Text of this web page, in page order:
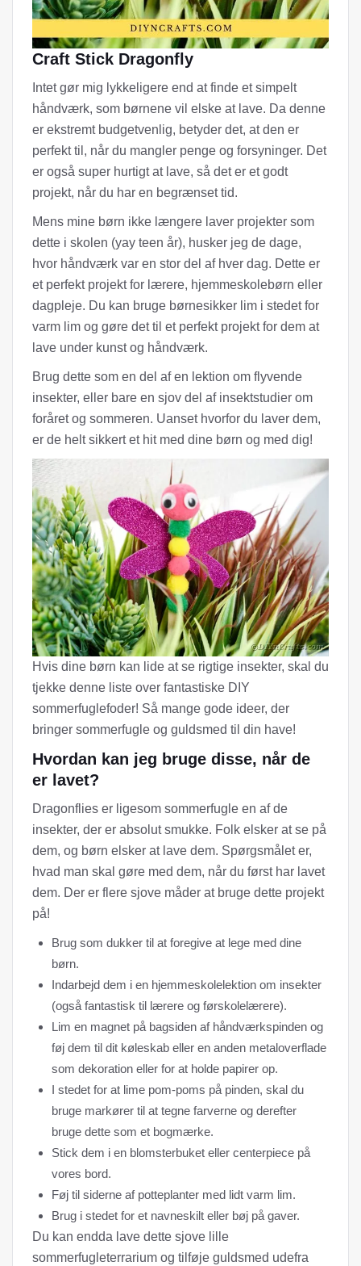
Craft Stick Dragonfly
Intet gør mig lykkeligere end at finde et simpelt
håndværk, som børnene vil elske at lave. Da denne
er ekstremt budgetvenlig, betyder det, at den er
perfekt til, når du mangler penge og forsyninger. Det
er også super hurtigt at lave, så det er et godt
projekt, når du har en begrænset tid.
Mens mine børn ikke længere laver projekter som
dette i skolen (yay teen år), husker jeg de dage,
hvor håndværk var en stor del af hver dag. Dette er
et perfekt projekt for lærere, hjemmeskolebørn eller
dagpleje. Du kan bruge børnesikker lim i stedet for
varm lim og gøre det til et perfekt projekt for dem at
lave under kunst og håndværk.
Brug dette som en del af en lektion om flyvende
insekter, eller bare en sjov del af insektstudier om
foråret og sommeren. Uanset hvorfor du laver dem,
er de helt sikkert et hit med dine børn og med dig!
Hvis dine børn kan lide at se rigtige insekter, skal du
tjekke denne liste over fantastiske DIY
sommerfuglefoder! Så mange gode ideer, der
bringer sommerfugle og guldsmed til din have!
Hvordan kan jeg bruge disse, når de
er lavet?
Dragonflies er ligesom sommerfugle en af ​​de
insekter, der er absolut smukke. Folk elsker at se på
dem, og børn elsker at lave dem. Spørgsmålet er,
hvad man skal gøre med dem, når du først har lavet
dem. Der er flere sjove måder at bruge dette projekt
på!
Brug som dukker til at foregive at lege med dine
børn.
Indarbejd dem i en hjemmeskolelektion om insekter
(også fantastisk til lærere og førskolelærere).
Lim en magnet på bagsiden af ​​håndværkspinden og
føj dem til dit køleskab eller en anden metaloverflade
som dekoration eller for at holde papirer op.
I stedet for at lime pom-poms på pinden, skal du
bruge markører til at tegne farverne og derefter
bruge dette som et bogmærke.
Stick dem i en blomsterbuket eller centerpiece på
vores bord.
Føj til siderne af potteplanter med lidt varm lim.
Brug i stedet for et navneskilt eller bøj på gaver.
Du kan endda lave dette sjove lille
sommerfugleterrarium og tilføje guldsmed udefra